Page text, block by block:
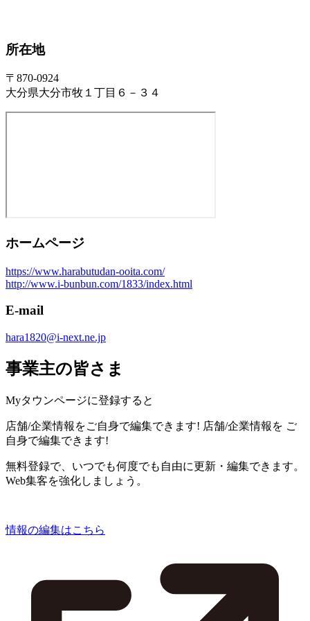
所在地
〒870-0924
大分県大分市牧１丁目６－３４
ホームページ
https://www.harabutudan-ooita.com/
http://www.i-bunbun.com/1833/index.html
E-mail
hara1820@i-next.ne.jp
事業主の皆さま
Myタウンページに登録すると
店舗/企業情報をご自身で編集できます! 店舗/企業情報を ご
自身で編集できます!
無料登録で、いつでも何度でも自由に更新・編集できます。
Web集客を強化しましょう。
情報の編集はこちら